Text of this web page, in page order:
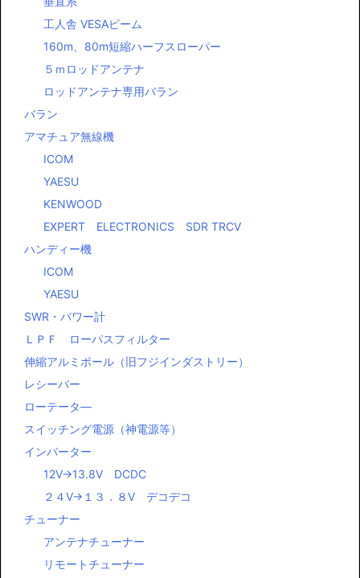
工人舎 VESAビーム
160m、80m短縮ハーフスローパー
５ｍロッドアンテナ
ロッドアンテナ専用バラン
バラン
アマチュア無線機
ICOM
YAESU
KENWOOD
EXPERT ELECTRONICS SDR TRCV
ハンディー機
ICOM
YAESU
SWR・パワー計
ＬＰＦ ローパスフィルター
伸縮アルミポール（旧フジインダストリー）
レシーバー
ローテータ―
スイッチング電源（神電源等）
インバーター
12V→13.8V DCDC
２４V→１３．８V デコデコ
チューナー
アンテナチューナー
リモートチューナー